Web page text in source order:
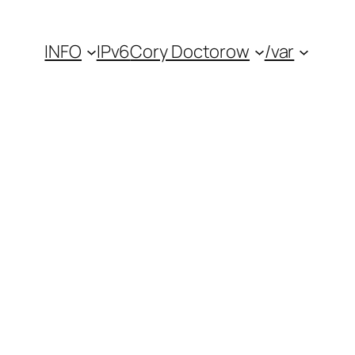
INFO IPv6Cory Doctorow /var